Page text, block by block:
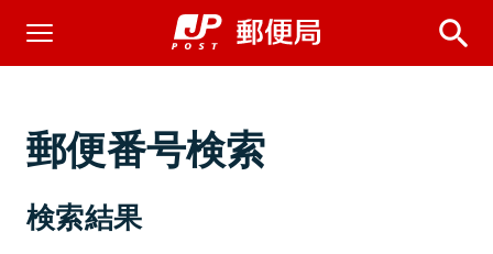
郵便番号検索
検索結果